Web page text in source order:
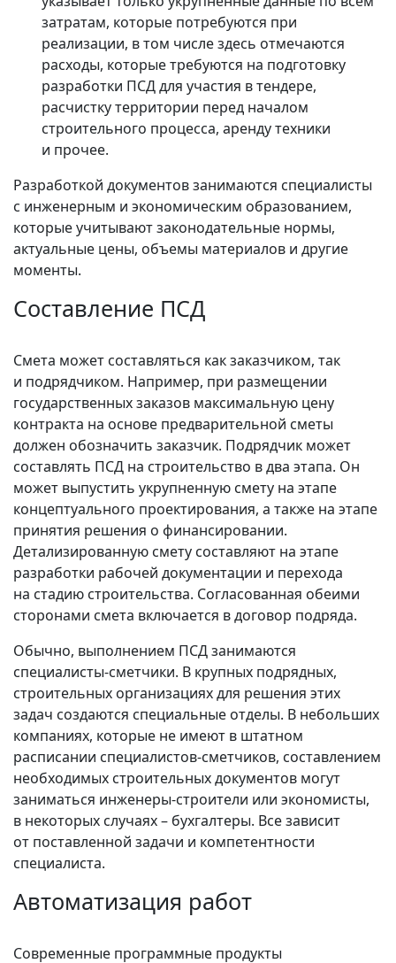
затратам, которые потребуются при
реализации, в том числе здесь отмечаются
расходы, которые требуются на подготовку
разработки ПСД для участия в тендере,
расчистку территории перед началом
строительного процесса, аренду техники
и прочее.
Разработкой документов занимаются специалисты
с инженерным и экономическим образованием,
которые учитывают законодательные нормы,
актуальные цены, объемы материалов и другие
моменты.
Составление ПСД
Смета может составляться как заказчиком, так
и подрядчиком. Например, при размещении
государственных заказов максимальную цену
контракта на основе предварительной сметы
должен обозначить заказчик. Подрядчик может
составлять ПСД на строительство в два этапа. Он
может выпустить укрупненную смету на этапе
концептуального проектирования, а также на этапе
принятия решения о финансировании.
Детализированную смету составляют на этапе
разработки рабочей документации и перехода
на стадию строительства. Согласованная обеими
сторонами смета включается в договор подряда.
Обычно, выполнением ПСД занимаются
специалисты‑сметчики. В крупных подрядных,
строительных организациях для решения этих
задач создаются специальные отделы. В небольших
компаниях, которые не имеют в штатном
расписании специалистов‑сметчиков, составлением
необходимых строительных документов могут
заниматься инженеры‑строители или экономисты,
в некоторых случаях – бухгалтеры. Все зависит
от поставленной задачи и компетентности
специалиста.
Автоматизация работ
Современные программные продукты